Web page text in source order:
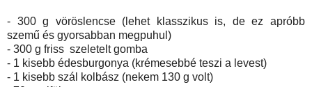
- 300 g vöröslencse (lehet klasszikus is, de ez apróbb
szemű és gyorsabban megpuhul)
- 300 g friss szeletelt gomba
- 1 kisebb édesburgonya (krémesebbé teszi a levest)
- 1 kisebb szál kolbász (nekem 130 g volt)